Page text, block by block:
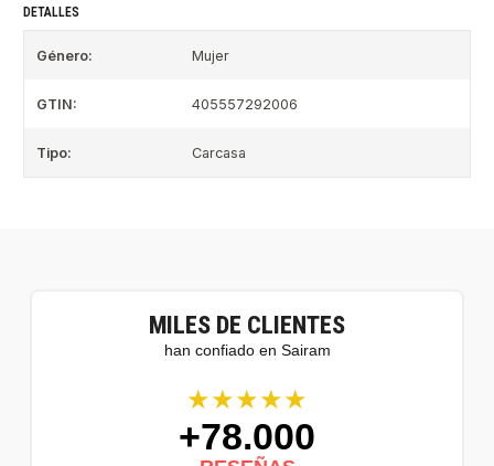
DETALLES
Género: Mujer
GTIN: 405557292006
Tipo: Carcasa
MILES DE CLIENTES
han confiado en Sairam
★★★★★
+78.000